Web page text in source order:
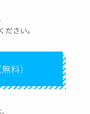
さい。
料）